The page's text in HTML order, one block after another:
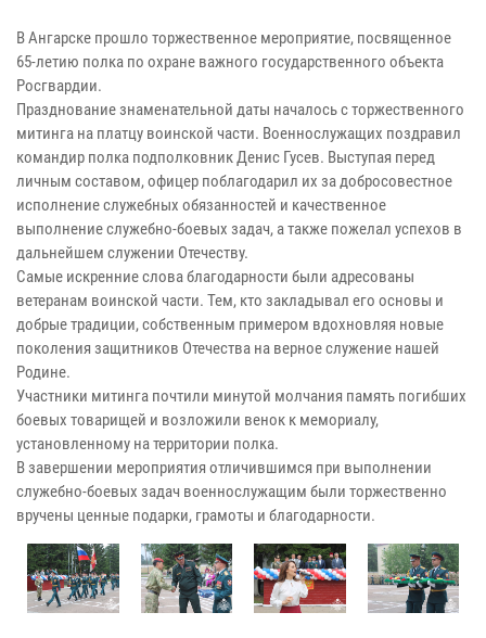
В Ангарске прошло торжественное мероприятие, посвященное
65-летию полка по охране важного государственного объекта
Росгвардии.
Празднование знаменательной даты началось с торжественного
митинга на платцу воинской части. Военнослужащих поздравил
командир полка подполковник Денис Гусев. Выступая перед
личным составом, офицер поблагодарил их за добросовестное
исполнение служебных обязанностей и качественное
выполнение служебно-боевых задач, а также пожелал успехов в
дальнейшем служении Отечеству.
Самые искренние слова благодарности были адресованы
ветеранам воинской части. Тем, кто закладывал его основы и
добрые традиции, собственным примером вдохновляя новые
поколения защитников Отечества на верное служение нашей
Родине.
Участники митинга почтили минутой молчания память погибших
боевых товарищей и возложили венок к мемориалу,
установленному на территории полка.
В завершении мероприятия отличившимся при выполнении
служебно-боевых задач военнослужащим были торжественно
вручены ценные подарки, грамоты и благодарности.